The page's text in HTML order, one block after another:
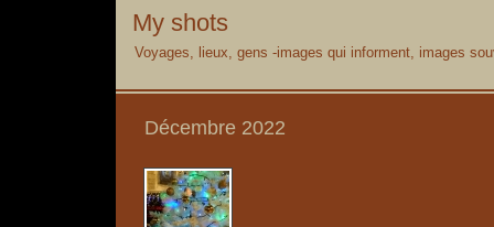
My shots
Voyages, lieux, gens -images qui informent, images
Décembre 2022